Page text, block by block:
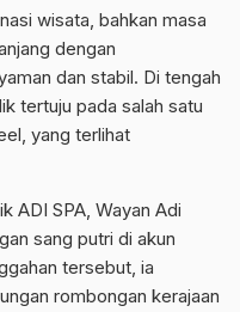
wisata, bahkan masa
dengan
dan stabil. Di tengah
tertuju pada salah satu
yang terlihat
ADI SPA, Wayan Adi
sang putri di akun
tersebut, ia
rombongan kerajaan